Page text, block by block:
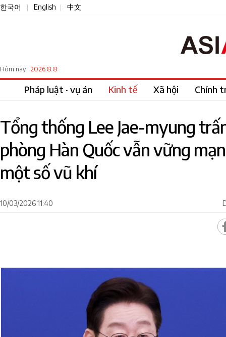
한국어 English 中文
Hôm nay : 2026.8.8
Pháp luật · vụ án Kinh tế Xã hội Chính
Tổng thống Lee Jae-myung
phòng Hàn Quốc vẫn vững
một số vũ khí
10/03/2026 11:40